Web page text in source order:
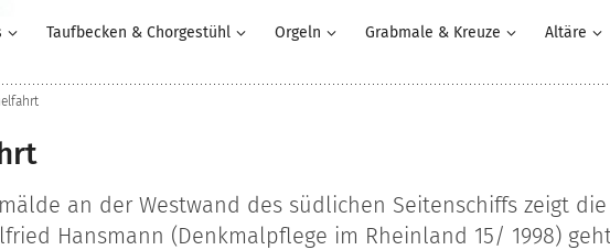
Taufbecken & Chorgestühl Orgeln Grabmale & Kreuze Altäre
an der Westwand des südlichen Seitenschiffs zeigt
Hansmann (Denkmalpflege im Rheinland 15/ 1998)